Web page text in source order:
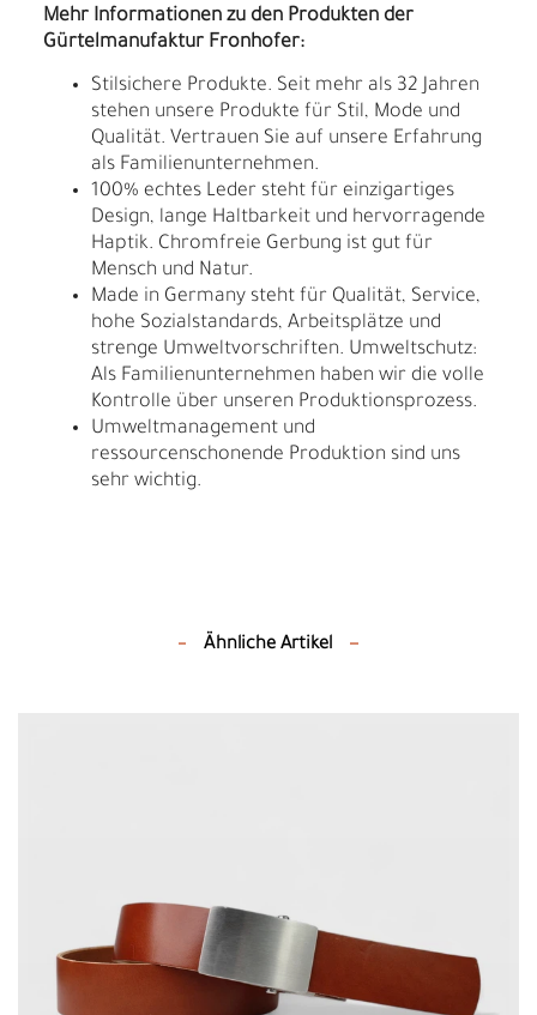
Mehr Informationen zu den Produkten der
Gürtelmanufaktur Fronhofer:
Stilsichere Produkte. Seit mehr als 32 Jahren
stehen unsere Produkte für Stil, Mode und
Qualität. Vertrauen Sie auf unsere Erfahrung
als Familienunternehmen.
100% echtes Leder steht für einzigartiges
Design, lange Haltbarkeit und hervorragende
Haptik. Chromfreie Gerbung ist gut für
Mensch und Natur.
Made in Germany steht für Qualität, Service,
hohe Sozialstandards, Arbeitsplätze und
strenge Umweltvorschriften. Umweltschutz:
Als Familienunternehmen haben wir die volle
Kontrolle über unseren Produktionsprozess.
Umweltmanagement und
ressourcenschonende Produktion sind uns
sehr wichtig.
Ähnliche Artikel